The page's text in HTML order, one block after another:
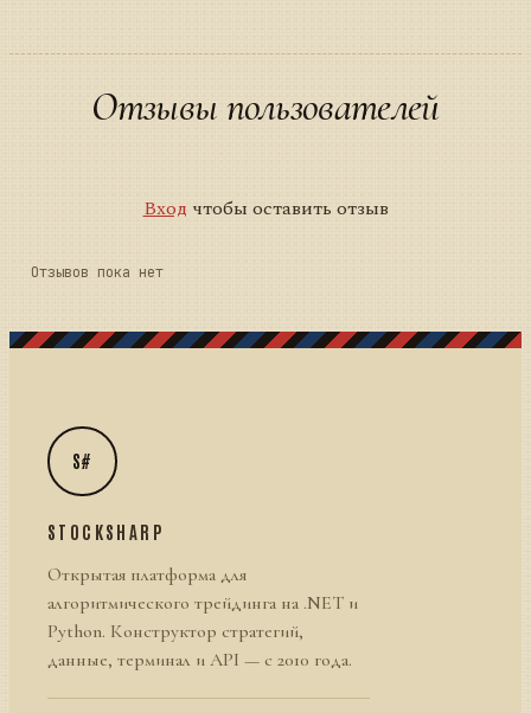
Отзывы пользователей
Вход чтобы оставить отзыв
Отзывов пока нет
S#
STOCKSHARP
Открытая платформа для
алгоритмического трейдинга на .NET и
Python. Конструктор стратегий,
данные, терминал и API — с 2010 года.